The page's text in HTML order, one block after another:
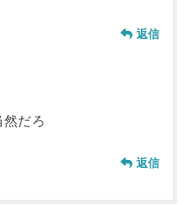
返信
然だろ
返信